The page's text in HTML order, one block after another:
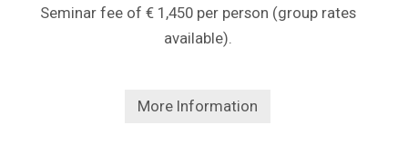
Seminar fee of € 1,450 per person (group rates
available).
More Information